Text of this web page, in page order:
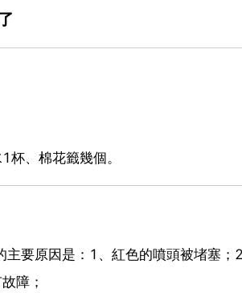
杯、棉花籤幾個。
主要原因是：1、紅色的噴頭被堵塞
障；